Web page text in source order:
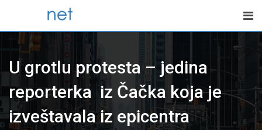
content
U grotlu protesta – jedina
reporterka iz Čačka koja je
izveštavala iz epicentra